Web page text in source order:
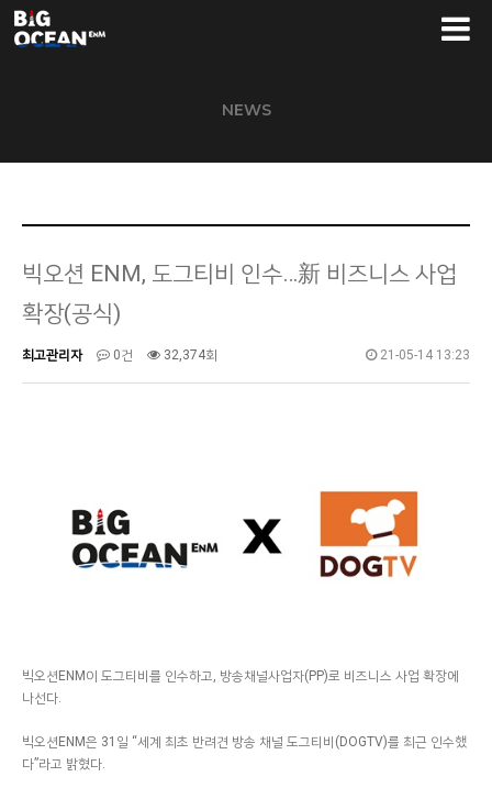
NEWS
빅오션 ENM, 도그티비 인수…新 비즈니스 사업
확장(공식)
최고관리자 0건 32,374회 21-05-14 13:23
빅오션ENM이 도그티비를 인수하고, 방송채널사업자(PP)로 비즈니스 사업 확장에
나선다.
빅오션ENM은 31일 “세계 최초 반려견 방송 채널 도그티비(DOGTV)를 최근 인수했
다”라고 밝혔다.